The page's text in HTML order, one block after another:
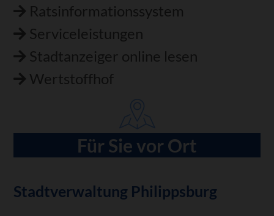
Ratsinformationssystem
Serviceleistungen
Stadtanzeiger online lesen
Wertstoffhof
Für Sie vor Ort
Stadtverwaltung Philippsburg